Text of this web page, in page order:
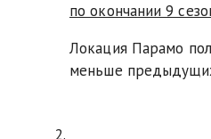
по окончании 9
Локация Парамо
меньше